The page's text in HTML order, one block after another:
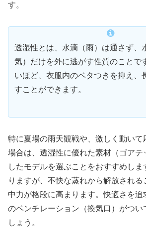
す。
透湿性とは、水滴（雨）は通さず、
気）だけを外に逃がす性質のことで
いほど、衣服内のベタつきを抑え、
すことができます。
特に夏場の雨天観戦や、激しく動いて
場合は、透湿性に優れた素材（ゴアテ
したモデルを選ぶことをおすすめし
りますが、不快な蒸れから解放され
中力が格段に高まります。快適さを追
のベンチレーション（換気口）がつい
しょう。